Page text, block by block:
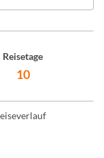
Reisetage
10